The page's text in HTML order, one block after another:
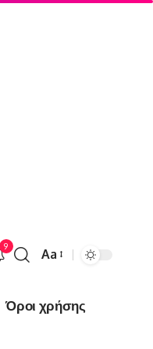
9
Font
Aa
Όροι χρήσης